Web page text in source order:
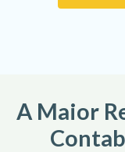
A Maior